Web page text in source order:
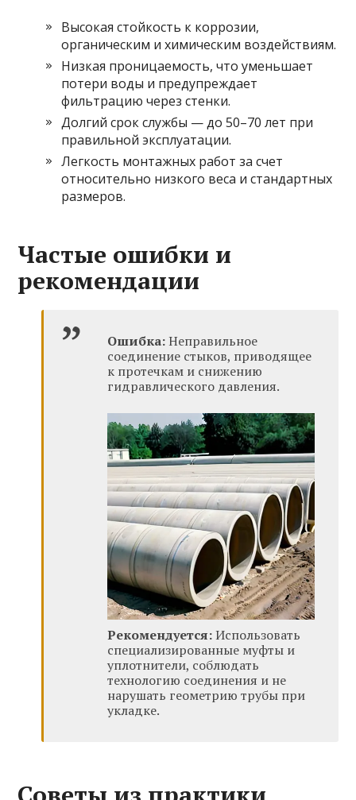
Высокая стойкость к коррозии,
органическим и химическим воздействиям.
Низкая проницаемость, что уменьшает
потери воды и предупреждает
фильтрацию через стенки.
Долгий срок службы — до 50–70 лет при
правильной эксплуатации.
Легкость монтажных работ за счет
относительно низкого веса и стандартных
размеров.
Частые ошибки и
рекомендации
Ошибка:Неправильное
соединение стыков, приводящее
к протечкам и снижению
гидравлического давления.
Рекомендуется:Использовать
специализированные муфты и
уплотнители, соблюдать
технологию соединения и не
нарушать геометрию трубы при
укладке.